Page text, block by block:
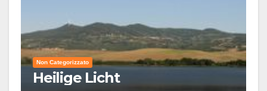
Non Categorizzato
Heilige Licht